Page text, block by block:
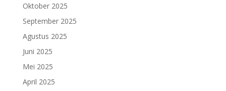
Oktober 2025
September 2025
Agustus 2025
Juni 2025
Mei 2025
April 2025